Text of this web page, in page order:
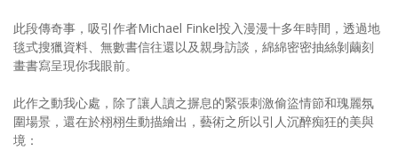
此段傳奇事，吸引作者Michael Finkel投入漫漫十多年時間，透過地
毯式搜獵資料、無數書信往還以及親身訪談，綿綿密密抽絲剝繭刻
畫書寫呈現你我眼前。
此作之動我心處，除了讓人讀之摒息的緊張刺激偷盜情節和瑰麗氛
圍場景，還在於栩栩生動描繪出，藝術之所以引人沉醉痴狂的美與
境：